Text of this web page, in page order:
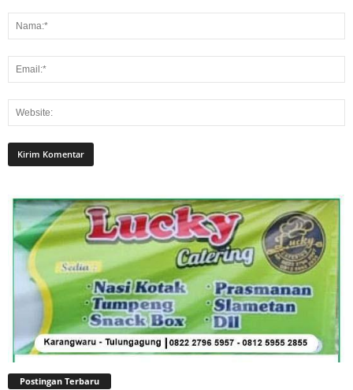
Postingan Terbaru